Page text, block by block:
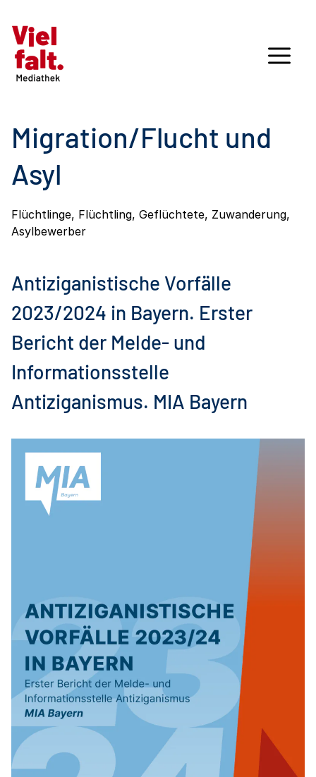
Migration/Flucht und
Asyl
Flüchtlinge, Flüchtling, Geflüchtete, Zuwanderung,
Asylbewerber
Antiziganistische Vorfälle
2023/2024 in Bayern. Erster
Bericht der Melde- und
Informationsstelle
Antiziganismus. MIA Bayern